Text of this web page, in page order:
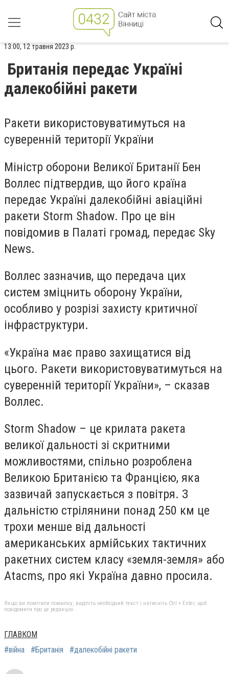
13:00, 12 травня 2023 р.
Британія передає Україні
далекобійні ракети
Ракети використовуватимуться на
суверенній території України
Міністр оборони Великої Британії Бен
Воллес підтвердив, що його країна
передає Україні далекобійні авіаційні
ракети Storm Shadow. Про це він
повідомив в Палаті громад, передає Sky
News.
Воллес зазначив, що передача цих
систем зміцнить оборону України,
особливо у розрізі захисту критичної
інфраструктури.
«Україна має право захищатися від
цього. Ракети використовуватимуться на
суверенній території України», – сказав
Воллес.
Storm Shadow – це крилата ракета
великої дальності зі скритними
можливостями, спільно розроблена
Великою Британією та Францією, яка
зазвичай запускається з повітря. З
дальністю стрілянини понад 250 км це
трохи менше від дальності
американських армійських тактичних
ракетних систем класу «земля-земля» або
Atacms, про які Україна давно просила.
Якщо ви помітили помилку, виділіть необхідний текст і натисніть Ctrl + Enter, щоб
повідомити про це редакцію
ГЛАВКОМ
#війна
#Британія #далекобійні ракети